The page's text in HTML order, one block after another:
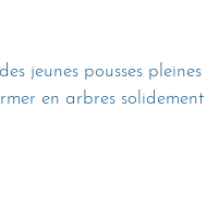
jeunes pousses pleines
en arbres